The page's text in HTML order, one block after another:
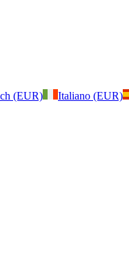
(EUR) Italiano (EUR)